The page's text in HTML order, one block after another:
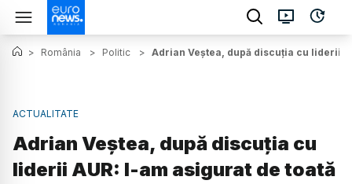
> România > Politic > Adrian Veștea, după discuția cu liderii
ACTUALITATE
Adrian Veștea, după discuția cu
liderii AUR: I-am asigurat de toată